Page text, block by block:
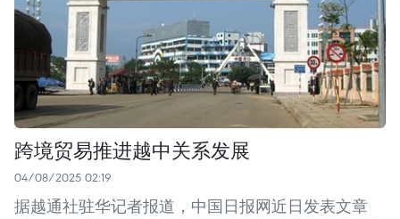
跨境贸易推进越中关系发展
04/08/2025 02:19
据越通社驻华记者报道，中国日报网近日发表文章